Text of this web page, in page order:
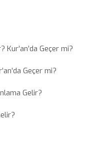
Kur’an’da Geçer mi?
Geçer mi?
Gelir?